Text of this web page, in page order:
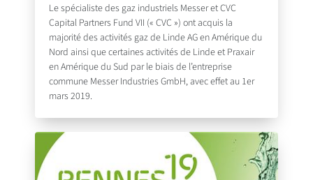
Le spécialiste des gaz industriels Messer et CVC
Capital Partners Fund VII (« CVC ») ont acquis la
majorité des activités gaz de Linde AG en Amérique du
Nord ainsi que certaines activités de Linde et Praxair
en Amérique du Sud par le biais de l’entreprise
commune Messer Industries GmbH, avec effet au 1er
mars 2019.